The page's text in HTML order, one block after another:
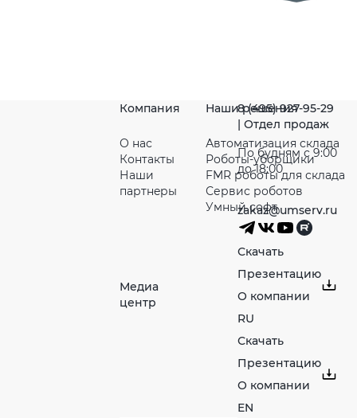
Компания
О нас
Контакты
Наши
партнeры
Медиа
центр
Наши решения
Автоматизация склада
Роботы-уборщики
FMR роботы для склада
Сервис роботов
Умный софт
8 (495) 927-95-29
| Отдел продаж
По будням с 9:00
до 18:00
zakaz@umserv.ru
Скачать
Презентацию
О компании
RU
Скачать
Презентацию
О компании
EN